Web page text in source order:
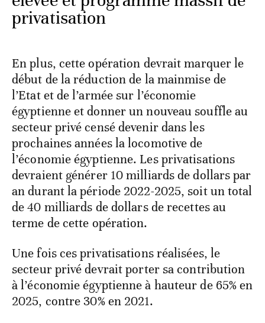
privatisation
En plus, cette opération devrait marquer le
début de la réduction de la mainmise de
l’Etat et de l’armée sur l’économie
égyptienne et donner un nouveau souffle au
secteur privé censé devenir dans les
prochaines années la locomotive de
l’économie égyptienne. Les privatisations
devraient générer 10 milliards de dollars par
an durant la période 2022-2025, soit un total
de 40 milliards de dollars de recettes au
terme de cette opération.
Une fois ces privatisations réalisées, le
secteur privé devrait porter sa contribution
à l’économie égyptienne à hauteur de 65% en
2025, contre 30% en 2021.